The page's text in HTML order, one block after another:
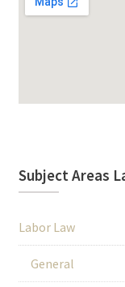
Subject Areas
Labor Law
General